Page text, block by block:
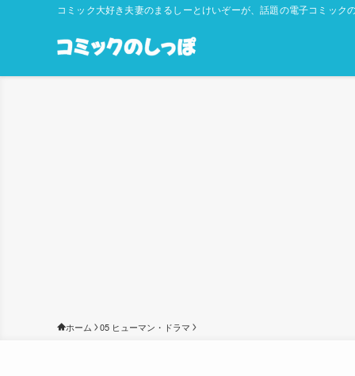
コミック大好き夫妻のまるしーとけいぞーが、話題の電子コミック
ホーム 05 ヒューマン・ドラマ